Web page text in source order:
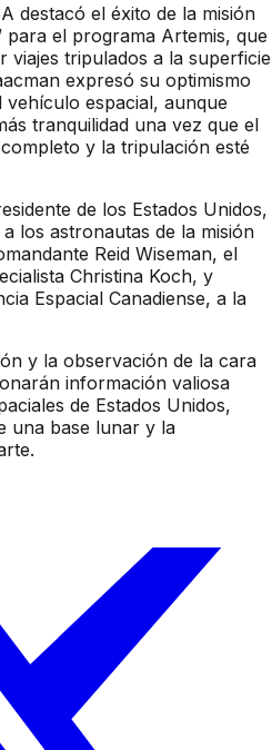
destacó el éxito de la misión
el programa Artemis, que
viajes tripulados a la superficie
expresó su optimismo
espacial, aunque
tranquilidad una vez que el
y la tripulación esté
de los Estados Unidos,
los astronautas de la misión
Reid Wiseman, el
Christina Koch, y
Espacial Canadiense, a la
y la observación de la cara
información valiosa
de Estados Unidos,
una base lunar y la